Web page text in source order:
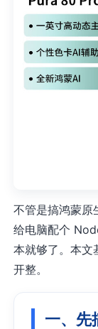
不管是搞鸿蒙原
给电脑配个
本就够了。本
开整。
一、先